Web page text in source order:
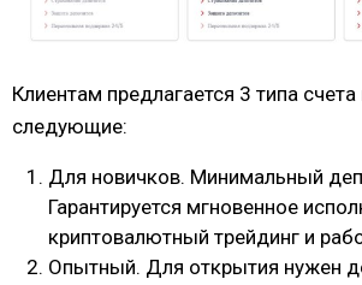
Клиентам предлагается 3 типа
следующие:
Для новичков. Минимальный
Гарантируется мгновенное
криптовалютный трейдинг и
Опытный. Для открытия нужен